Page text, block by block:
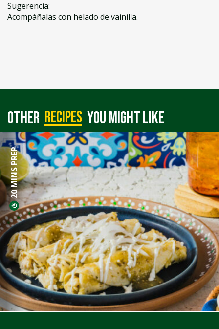
Sugerencia:
Acompáñalas con helado de vainilla.
Other recipes you might like
20 MINS PREP